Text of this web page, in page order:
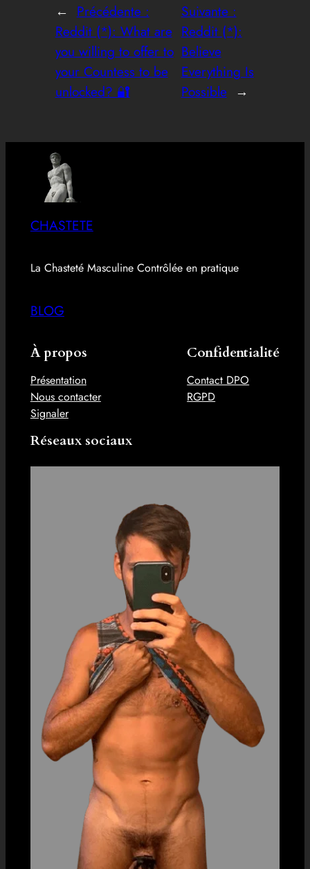
← Précédente :
Reddit (*): What are
you willing to offer to
your Countess to be
unlocked? 🔐
Suivante :
Reddit (*):
Believe
Everything Is
Possible →
CHASTETE
La Chasteté Masculine Contrôlée en pratique
BLOG
À propos
Présentation
Nous contacter
Signaler
Confidentialité
Contact DPO
RGPD
Réseaux sociaux